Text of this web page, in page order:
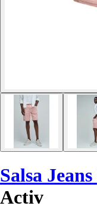
Salsa Jeans
Activ